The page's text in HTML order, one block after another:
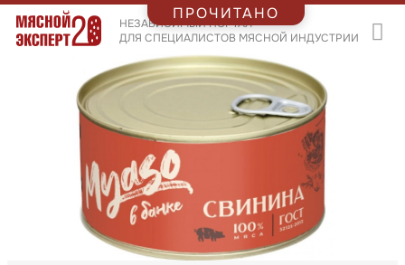
НЕЗАВИСИМЫЙ ПОРТАЛ
ДЛЯ СПЕЦИАЛИСТОВ МЯСНОЙ ИНДУСТРИИ
ПРОЧИТАНО